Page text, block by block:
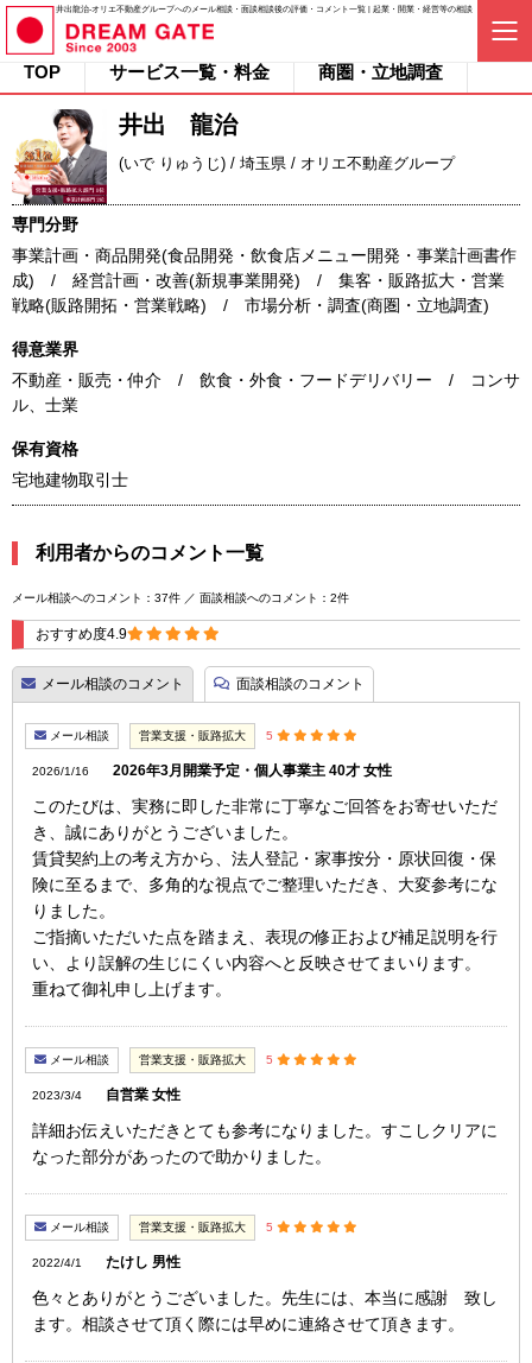
井出龍治-オリエ不動産グループへのメール相談・面談相談後の評価・コメント一覧 | 起業・開業・経営等の相談
TOP サービス一覧・料金 商圏・立地調査
井出 龍治
(いで りゅうじ) / 埼玉県 / オリエ不動産グループ
専門分野
事業計画・商品開発(食品開発・飲食店メニュー開発・事業計画書作
成) / 経営計画・改善(新規事業開発) / 集客・販路拡大・営業
戦略(販路開拓・営業戦略) / 市場分析・調査(商圏・立地調査)
得意業界
不動産・販売・仲介 / 飲食・外食・フードデリバリー / コンサ
ル、士業
保有資格
宅地建物取引士
利用者からのコメント一覧
メール相談へのコメント：37件 ／ 面談相談へのコメント：2件
おすすめ度4.9
メール相談のコメント 面談相談のコメント
メール相談 営業支援・販路拡大 5
2026/1/16 2026年3月開業予定・個人事業主 40才 女性
このたびは、実務に即した非常に丁寧なご回答をお寄せいただ
き、誠にありがとうございました。
賃貸契約上の考え方から、法人登記・家事按分・原状回復・保
険に至るまで、多角的な視点でご整理いただき、大変参考にな
りました。
ご指摘いただいた点を踏まえ、表現の修正および補足説明を行
い、より誤解の生じにくい内容へと反映させてまいります。
重ねて御礼申し上げます。
メール相談 営業支援・販路拡大 5
2023/3/4 自営業 女性
詳細お伝えいただきとても参考になりました。すこしクリアに
なった部分があったので助かりました。
メール相談 営業支援・販路拡大 5
2022/4/1 たけし 男性
色々とありがとうございました。先生には、本当に感謝 致し
ます。相談させて頂く際には早めに連絡させて頂きます。